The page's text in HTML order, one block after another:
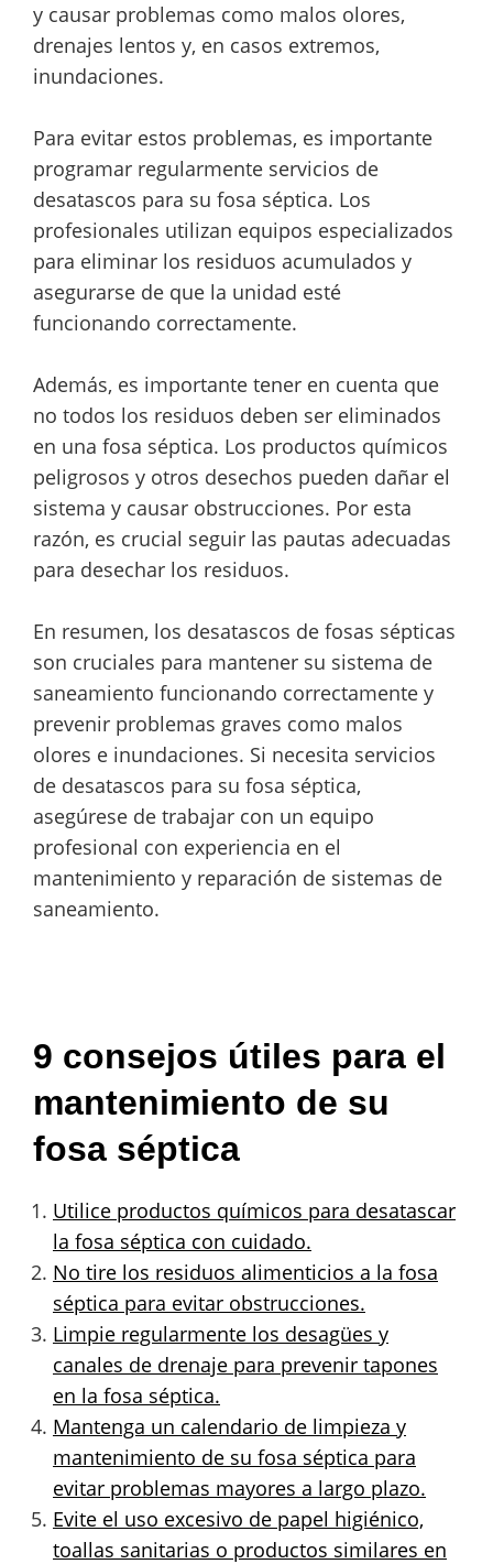
y causar problemas como malos olores,
drenajes lentos y, en casos extremos,
inundaciones.
Para evitar estos problemas, es importante
programar regularmente servicios de
desatascos para su fosa séptica. Los
profesionales utilizan equipos especializados
para eliminar los residuos acumulados y
asegurarse de que la unidad esté
funcionando correctamente.
Además, es importante tener en cuenta que
no todos los residuos deben ser eliminados
en una fosa séptica. Los productos químicos
peligrosos y otros desechos pueden dañar el
sistema y causar obstrucciones. Por esta
razón, es crucial seguir las pautas adecuadas
para desechar los residuos.
En resumen, los desatascos de fosas sépticas
son cruciales para mantener su sistema de
saneamiento funcionando correctamente y
prevenir problemas graves como malos
olores e inundaciones. Si necesita servicios
de desatascos para su fosa séptica,
asegúrese de trabajar con un equipo
profesional con experiencia en el
mantenimiento y reparación de sistemas de
saneamiento.
9 consejos útiles para el
mantenimiento de su
fosa séptica
Utilice productos químicos para desatascar
la fosa séptica con cuidado.
No tire los residuos alimenticios a la fosa
séptica para evitar obstrucciones.
Limpie regularmente los desagües y
canales de drenaje para prevenir tapones
en la fosa séptica.
Mantenga un calendario de limpieza y
mantenimiento de su fosa séptica para
evitar problemas mayores a largo plazo.
Evite el uso excesivo de papel higiénico,
toallas sanitarias o productos similares en